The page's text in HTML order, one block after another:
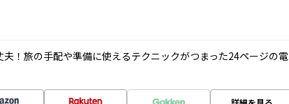
！旅の手配や準備に使えるテクニックがつまった24ページの電